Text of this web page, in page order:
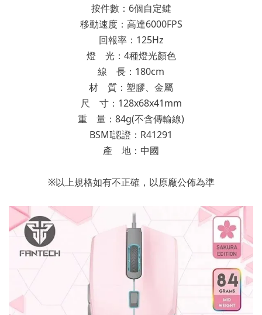
按件數：6個自定鍵
移動速度：高達6000FPS
回報率：125Hz
燈 光：4種燈光顏色
線 長：180cm
材 質：塑膠、金屬
尺 寸：128x68x41mm
重 量：84g(不含傳輸線)
BSMI認證：R41291
產 地：中國
※以上規格如有不正確，以原廠公佈為準